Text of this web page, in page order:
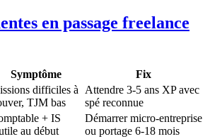
en passage freelance
Symptôme
Fix
difficiles à
TJM bas
Attendre 3-5 ans XP avec
spé reconnue
+ IS
au début
Démarrer micro-entreprise
ou portage 6-18 mois